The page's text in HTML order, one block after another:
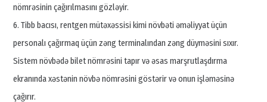
nömrəsinin çağırılmasını gözləyir.
6. Tibb bacısı, rentgen mütəxəssisi kimi növbəti əməliyyat üçün
personalı çağırmaq üçün zəng terminalından zəng düyməsini sıxır.
Sistem növbədə bilet nömrəsini tapır və əsas marşrutlaşdırma
ekranında xəstənin növbə nömrəsini göstərir və onun işləməsinə
çağırır.